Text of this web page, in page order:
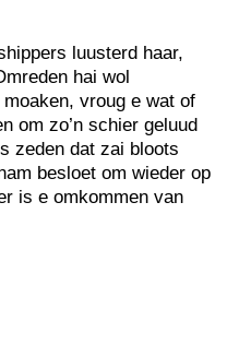
luusterd haar,
hai wol
vroug e wat of
om zo’n schier geluud
zeden dat zai bloots
besloet om wieder op
is e omkommen van